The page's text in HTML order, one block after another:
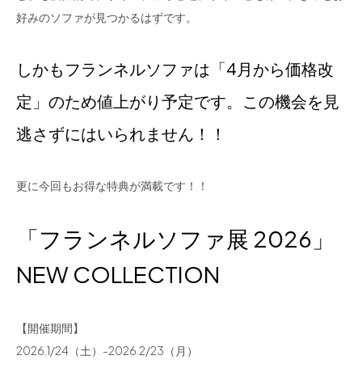
好みのソファが見つかるはずです。
しかもフランネルソファは「4月から価格改
定」のため値上がり予定です。この機会を見
逃さずにはいられません！！
更に今回もお得な特典が満載です！！
「フランネルソファ展 2026」
NEW COLLECTION
【開催期間】
2026.1/24（土）-2026.2/23（月）